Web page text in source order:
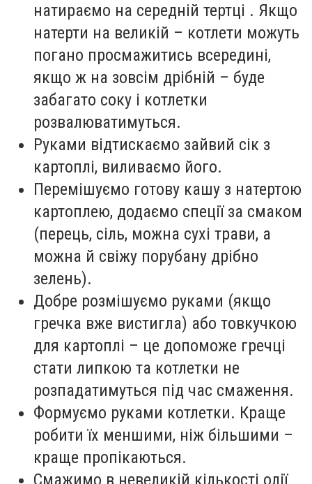
натираємо на середній тертці . Якщо
натерти на великій – котлети можуть
погано просмажитись всередині,
якщо ж на зовсім дрібній – буде
забагато соку і котлетки
розвалюватимуться.
Руками відтискаємо зайвий сік з
картоплі, виливаємо його.
Перемішуємо готову кашу з натертою
картоплею, додаємо спеції за смаком
(перець, сіль, можна сухі трави, а
можна й свіжу порубану дрібно
зелень).
Добре розмішуємо руками (якщо
гречка вже вистигла) або товкучкою
для картоплі – це допоможе гречці
стати липкою та котлетки не
розпадатимуться під час смаження.
Формуємо руками котлетки. Краще
робити їх меншими, ніж більшими –
краще пропікаються.
Смажимо в невеликій кількості олії